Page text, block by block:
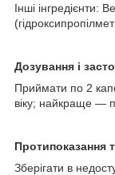
Інші інгредієнти:
Дозування і
Приймати по 2
віку; найкраще —
Протипоказання
Зберігати в